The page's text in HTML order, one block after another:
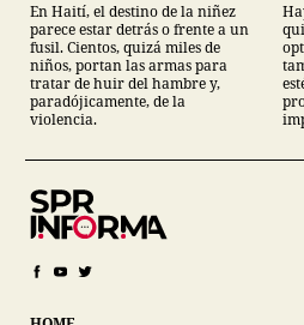
En Haití, el destino de la niñez
parece estar detrás o frente a un
fusil. Cientos, quizá miles de
niños, portan las armas para
tratar de huir del hambre y,
paradójicamente, de la
violencia.